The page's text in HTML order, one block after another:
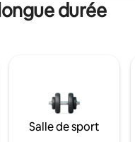
durée
Salle de sport